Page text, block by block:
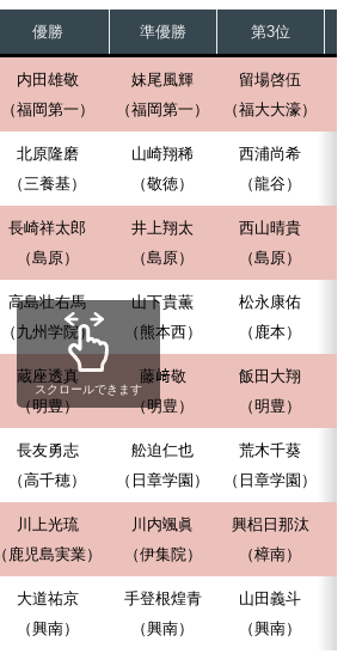
優勝 準優勝 第3位
内田雄敬
（福岡第一）
妹尾風輝
（福岡第一）
留場啓伍
（福大大濠）
北原隆磨
（三養基）
山崎翔稀
（敬徳）
西浦尚希
（龍谷）
長崎祥太郎
（島原）
井上翔太
（島原）
西山晴貴
（島原）
高島壮右馬
（九州学院）
山下貴薫
（熊本西）
松永康佑
（鹿本）
蔵座透真
（明豊）
藤﨑敬
（明豊）
飯田大翔
（明豊）
長友勇志
（高千穂）
舩迫仁也
（日章学園）
荒木千葵
（日章学園）
川上光琉
（鹿児島実業）
川内颯眞
（伊集院）
興梠日那汰
（樟南）
大道祐京
（興南）
手登根煌青
（興南）
山田義斗
（興南）
スクロールできます